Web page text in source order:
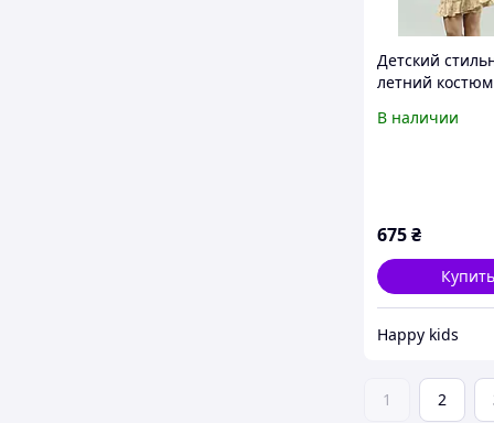
Детский
летний
юбка на запах
В наличии
675₴
Купить
Happy kids
1 2